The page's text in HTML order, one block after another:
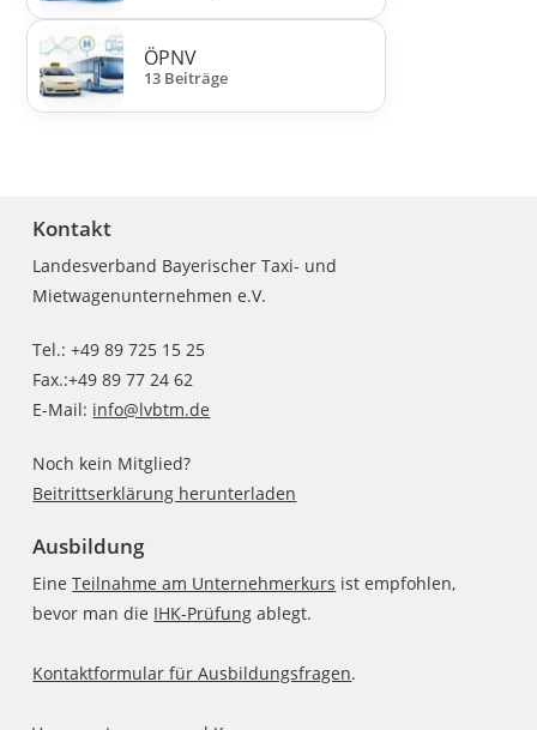
ÖPNV
13 Beiträge
Kontakt
Landesverband Bayerischer Taxi- und
Mietwagenunternehmen e.V.
Tel.: +49 89 725 15 25
Fax.:+49 89 77 24 62
E-Mail: info@lvbtm.de
Noch kein Mitglied?
Beitrittserklärung herunterladen
Ausbildung
EineTeilnahme am Unternehmerkurs ist empfohlen,
bevor man die IHK-Prüfung ablegt.
Kontaktformular für Ausbildungsfragen.